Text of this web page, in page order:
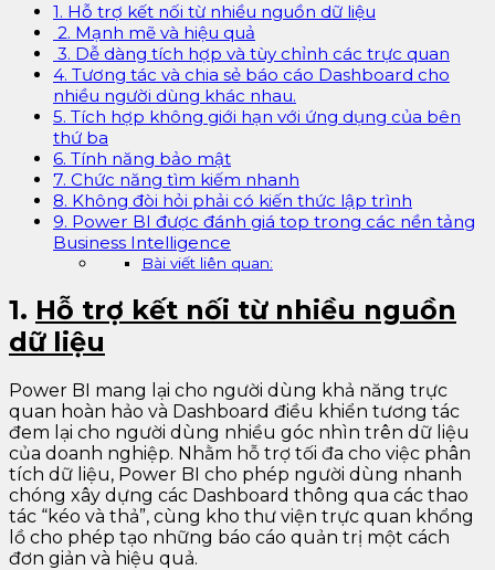
1. Hỗ trợ kết nối từ nhiều nguồn dữ liệu
2. Mạnh mẽ và hiệu quả
3. Dễ dàng tích hợp và tùy chỉnh các trực quan
4. Tương tác và chia sẻ báo cáo Dashboard cho
nhiều người dùng khác nhau.
5. Tích hợp không giới hạn với ứng dụng của bên
thứ ba
6. Tính năng bảo mật
7. Chức năng tìm kiếm nhanh
8. Không đòi hỏi phải có kiến thức lập trình
9. Power BI được đánh giá top trong các nền tảng
Business Intelligence
Bài viết liên quan:
1. Hỗ trợ kết nối từ nhiều nguồn
dữ liệu
Power BI mang lại cho người dùng khả năng trực
quan hoàn hảo và Dashboard điều khiển tương tác
đem lại cho người dùng nhiều góc nhìn trên dữ liệu
của doanh nghiệp. Nhằm hỗ trợ tối đa cho việc phân
tích dữ liệu, Power BI cho phép người dùng nhanh
chóng xây dựng các Dashboard thông qua các thao
tác “kéo và thả”, cùng kho thư viện trực quan khổng
lồ cho phép tạo những báo cáo quản trị một cách
đơn giản và hiệu quả.